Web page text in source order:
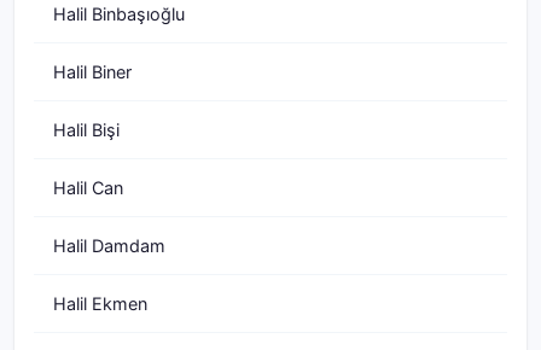
Halil Binbaşıoğlu
Halil Biner
Halil Bişi
Halil Can
Halil Damdam
Halil Ekmen